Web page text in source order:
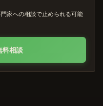
家への相談で止められる可能
料相談